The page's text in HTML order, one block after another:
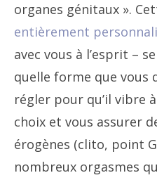
organes génitaux ».
entièrement
avec vous à l’esprit –
quelle forme que vous
régler pour qu’il vibre
choix et vous assurer
érogènes (clito, point
nombreux orgasmes